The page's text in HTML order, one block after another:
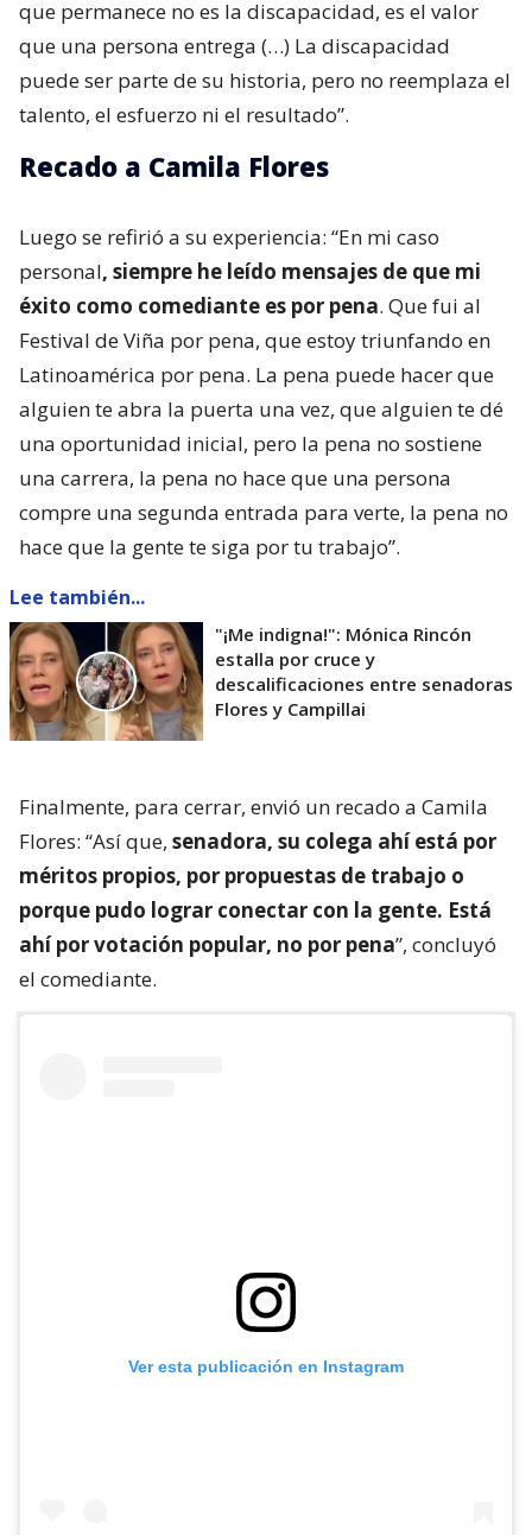
que permanece no es la discapacidad, es el valor
que una persona entrega (…) La discapacidad
puede ser parte de su historia, pero no reemplaza el
talento, el esfuerzo ni el resultado”.
Recado a Camila Flores
Luego se refirió a su experiencia: “En mi caso
personal, siempre he leído mensajes de que mi
éxito como comediante es por pena. Que fui al
Festival de Viña por pena, que estoy triunfando en
Latinoamérica por pena. La pena puede hacer que
alguien te abra la puerta una vez, que alguien te dé
una oportunidad inicial, pero la pena no sostiene
una carrera, la pena no hace que una persona
compre una segunda entrada para verte, la pena no
hace que la gente te siga por tu trabajo”.
Lee también...
"¡Me indigna!": Mónica Rincón
estalla por cruce y
descalificaciones entre senadoras
Flores y Campillai
Finalmente, para cerrar, envió un recado a Camila
Flores: “Así que, senadora, su colega ahí está por
méritos propios, por propuestas de trabajo o
porque pudo lograr conectar con la gente. Está
ahí por votación popular, no por pena”, concluyó
el comediante.
Ver esta publicación en Instagram